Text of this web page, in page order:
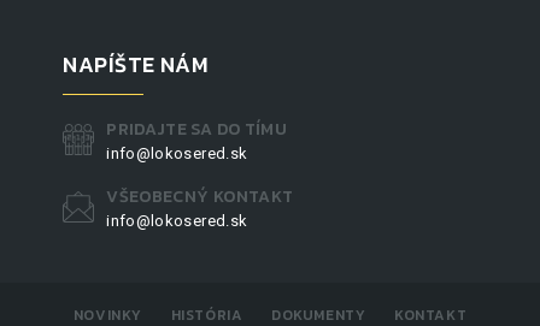
NAPÍŠTE NÁM
PRIDAJTE SA DO TÍMU
info@lokosered.sk
VŠEOBECNÝ KONTAKT
info@lokosered.sk
NOVINKY HISTÓRIA DOKUMENTY KONTAKT